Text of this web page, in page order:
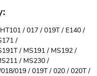
/ 017 / 019T / E140 /
/
/ MS191 / MS192 /
/ MS230 /
019 / 019T / 020 / 020T /